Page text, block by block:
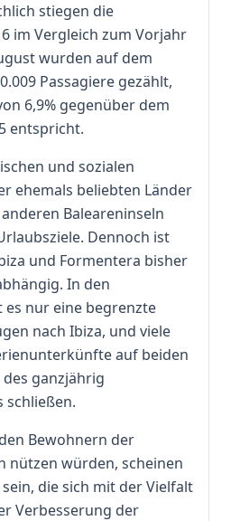
stiegen die
im Vergleich zum Vorjahr
wurden auf dem
Passagiere gezählt,
6,9% gegenüber dem
entspricht.
und sozialen
ehemals beliebten Länder
Baleareninseln
Dennoch ist
und Formentera bisher
In den
nur eine begrenzte
nach Ibiza, und viele
auf beiden
ganzjährig
schließen.
Bewohnern der
nützen würden, scheinen
die sich mit der Vielfalt
Verbesserung der